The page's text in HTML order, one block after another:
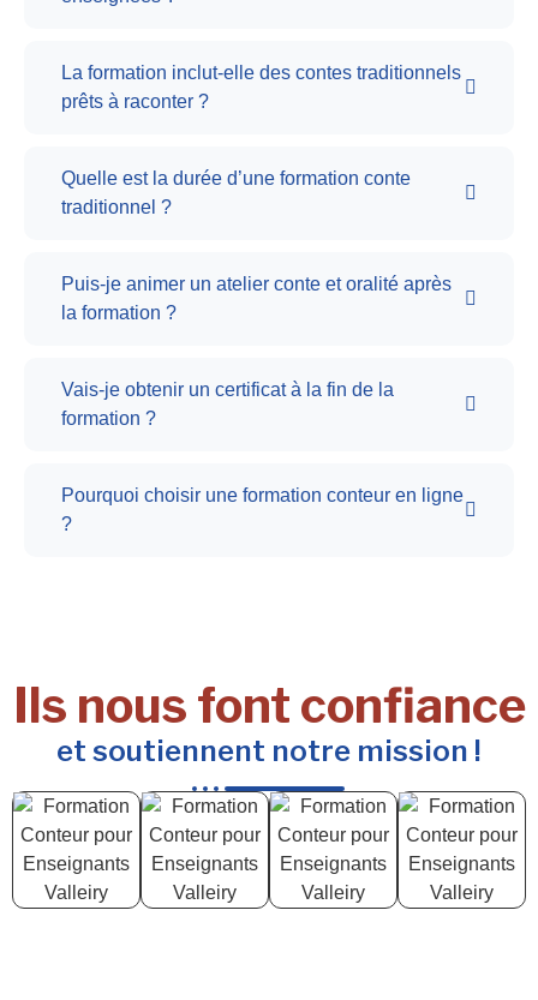
La formation inclut-elle des contes traditionnels
prêts à raconter ?
Quelle est la durée d’une formation conte
traditionnel ?
Puis-je animer un atelier conte et oralité après
la formation ?
Vais-je obtenir un certificat à la fin de la
formation ?
Pourquoi choisir une formation conteur en ligne
?
Ils nous font confiance
et soutiennent notre mission !